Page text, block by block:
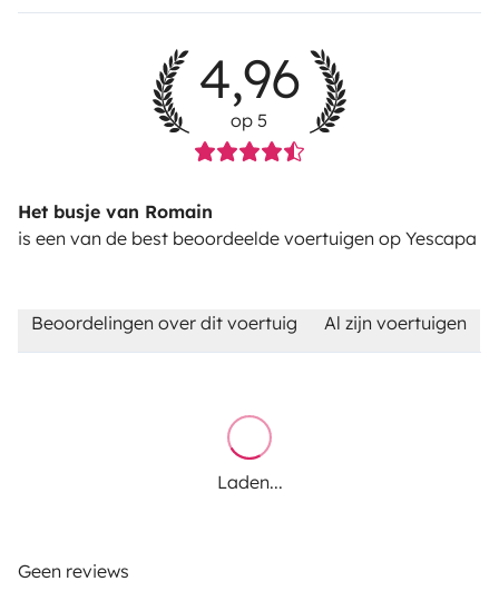
4,96
op 5
Het busje van Romain
is een van de best beoordeelde voertuigen op Yescapa
Beoordelingen over dit voertuig Al zijn voertuigen
Laden...
Geen reviews